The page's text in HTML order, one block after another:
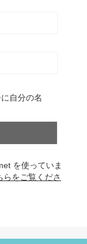
自分の名
を使っていま
をご覧くださ